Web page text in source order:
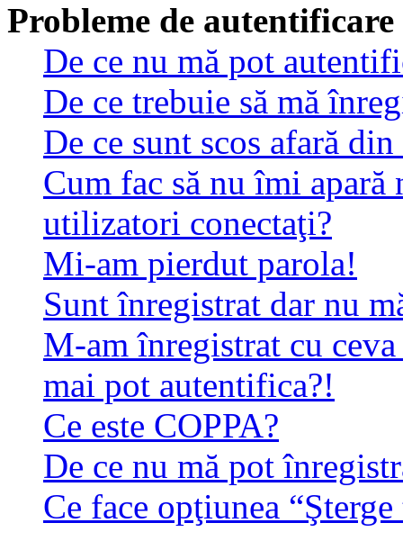
Probleme de
De ce nu mă pot
De ce trebuie să mă
De ce sunt scos afară
Cum fac să nu îmi
utilizatori conectaţi?
Mi-am pierdut parola!
Sunt înregistrat dar nu
M-am înregistrat cu
mai pot autentifica?!
Ce este COPPA?
De ce nu mă pot
Ce face opţiunea